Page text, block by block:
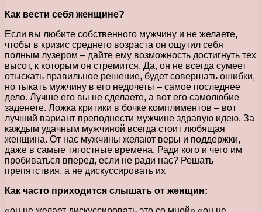
Как вести себя женщине?
Если вы любите собственного мужчину и не желаете,
чтобы в кризис среднего возраста он ощутил себя
полным лузером – дайте ему возможность достигнуть тех
высот, к которым он стремится. Да, он не всегда сумеет
отыскать правильное решение, будет совершать ошибки,
но тыкать мужчину в его недочеты – самое последнее
дело. Лучше его вы не сделаете, а вот его самолюбие
заденете. Ложка критики в бочке комплиментов – вот
лучший вариант преподнести мужчине здравую идею. За
каждым удачным мужчиной всегда стоит любящая
женщина. От нас мужчины желают веры и поддержки,
даже в самые тягостные времена. Ради кого и чего им
пробиваться вперед, если не ради нас? Решать
препятствия, а не дискуссировать их
Как часто приходится слышать от женщин: